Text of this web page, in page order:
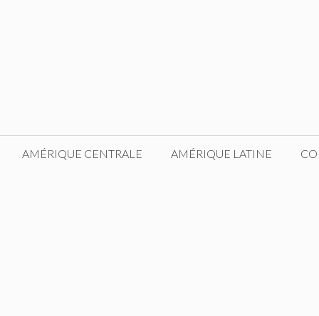
AMÉRIQUE CENTRALE AMÉRIQUE LATINE